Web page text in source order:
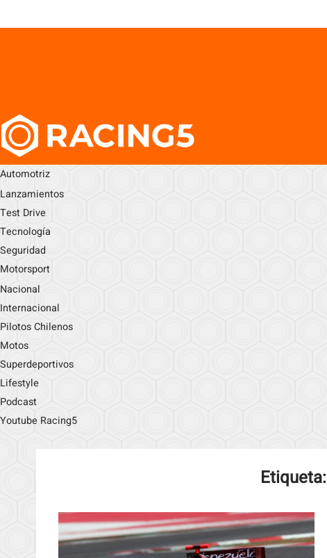
Automotriz
Lanzamientos
Test Drive
Tecnología
Seguridad
Motorsport
Nacional
Internacional
Pilotos Chilenos
Motos
Superdeportivos
Lifestyle
Podcast
Youtube Racing5
Etiqueta: